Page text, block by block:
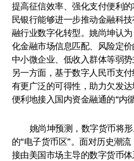
提高征信效率、强化支付便利
民银行能够进一步推动金融科
融行业数字化转型。姚尚坤认
化金融市场信息匹配、风险定
中小微企业、低收入群体等弱势
另一方面，基于数字人民币支
有更广泛的可得性，助力欠发
便利地接入国内资金融通的“内循
姚尚坤预测，数字货币将
的“电子货币区”。面对历史潮
接由美国市场主导的数字货币体